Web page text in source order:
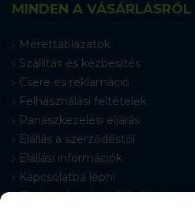
MINDEN A VÁSÁRLÁSRÓL
Mérettáblázatok
Szállítás és kézbesítés
Csere és reklamáció
Felhasználási feltételek
Panaszkezelési eljárás
Elállás a szerződéstől
Elállási információk
Kapcsolatba lépni
Gyakran Ismételt Kérdések